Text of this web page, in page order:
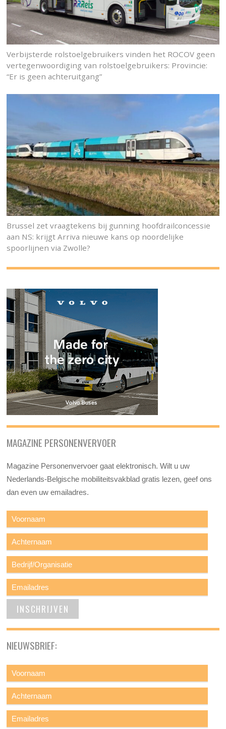
Verbijsterde rolstoelgebruikers vinden het ROCOV geen
vertegenwoordiging van rolstoelgebruikers: Provincie:
“Er is geen achteruitgang”
Brussel zet vraagtekens bij gunning hoofdrailconcessie
aan NS: krijgt Arriva nieuwe kans op noordelijke
spoorlijnen via Zwolle?
MAGAZINE PERSONENVERVOER
Magazine Personenvervoer gaat elektronisch. Wilt u uw
Nederlands-Belgische mobiliteitsvakblad gratis lezen, geef ons
dan even uw emailadres.
NIEUWSBRIEF: